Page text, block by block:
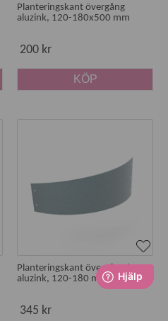
Planteringskant övergång
aluzink, 120-180x500 mm
200 kr
KÖP
Planteringskant övergång höger
aluzink, 120-180 mm
345 kr